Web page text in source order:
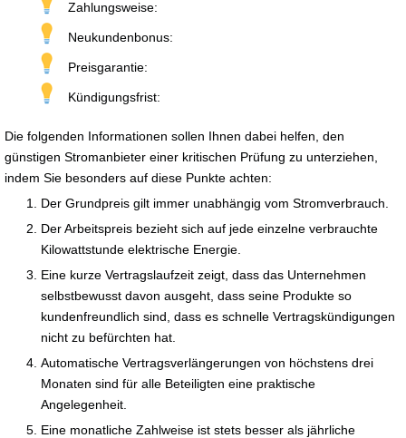
Zahlungsweise:
Neukundenbonus:
Preisgarantie:
Kündigungsfrist:
Die folgenden Informationen sollen Ihnen dabei helfen, den
günstigen Stromanbieter einer kritischen Prüfung zu unterziehen,
indem Sie besonders auf diese Punkte achten:
Der Grundpreis gilt immer unabhängig vom Stromverbrauch.
Der Arbeitspreis bezieht sich auf jede einzelne verbrauchte
Kilowattstunde elektrische Energie.
Eine kurze Vertragslaufzeit zeigt, dass das Unternehmen
selbstbewusst davon ausgeht, dass seine Produkte so
kundenfreundlich sind, dass es schnelle Vertragskündigungen
nicht zu befürchten hat.
Automatische Vertragsverlängerungen von höchstens drei
Monaten sind für alle Beteiligten eine praktische
Angelegenheit.
Eine monatliche Zahlweise ist stets besser als jährliche